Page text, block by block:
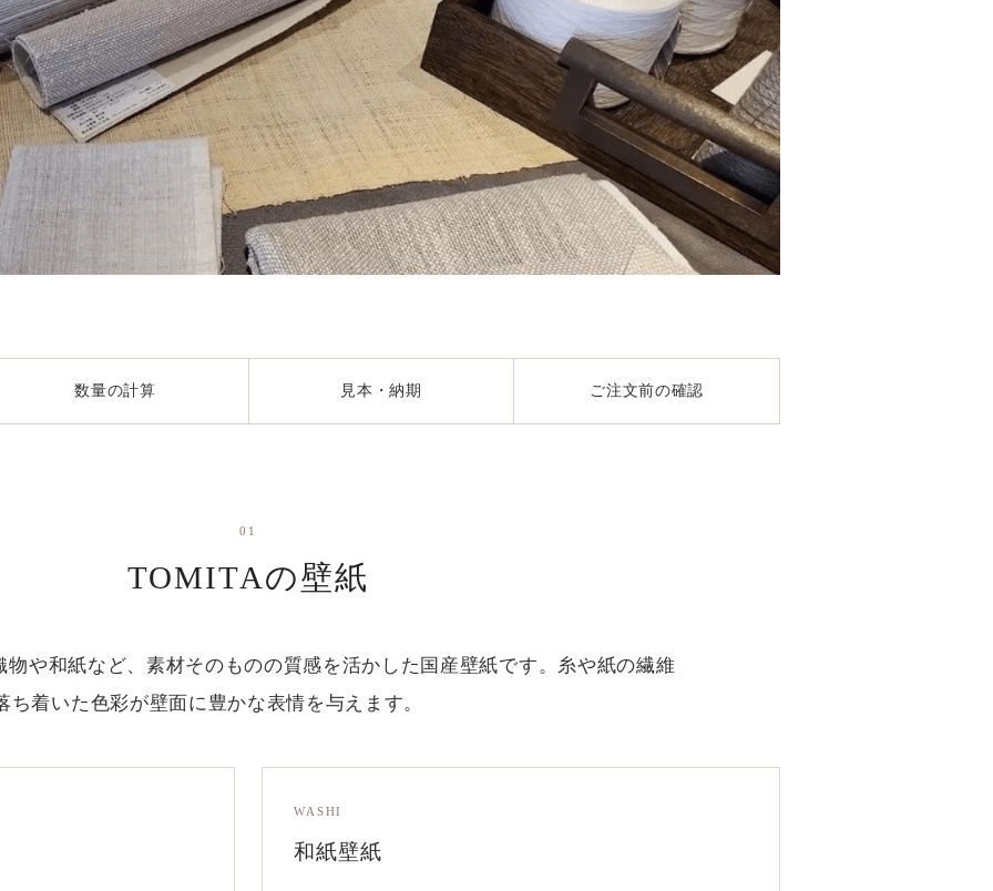
数量の計算 見本・納期 ご注文前の確認
01
TOMITAの壁紙
や和紙など、素材そのものの質感を活かした国産壁紙です。糸や紙の繊維
ち着いた色彩が壁面に豊かな表情を与えます。
WASHI
和紙壁紙